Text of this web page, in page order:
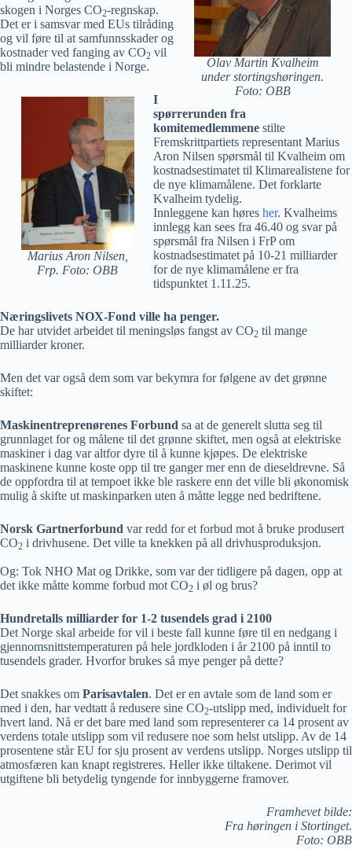
Olav Martin Kvalheim
under stortingshøringen.
Foto: OBB
skogen i Norges CO2-regnskap.
Det er i samsvar med EUs tilråding
og vil føre til at samfunnsskader og
kostnader ved fanging av CO2 vil
bli mindre belastende i Norge.
Marius Aron Nilsen,
Frp. Foto: OBB
I
spørrerunden fra
komitemedlemmene stilte
Fremskrittpartiets representant Marius
Aron Nilsen spørsmål til Kvalheim om
kostnadsestimatet til Klimarealistene for
de nye klimamålene. Det forklarte
Kvalheim tydelig.
Innleggene kan høres her. Kvalheims
innlegg kan sees fra 46.40 og svar på
spørsmål fra Nilsen i FrP om
kostnadsestimatet på 10-21 milliarder
for de nye klimamålene er fra
tidspunktet 1.11.25.
Næringslivets NOX-Fond ville ha penger.
De har utvidet arbeidet til meningsløs fangst av CO2 til mange
milliarder kroner.
Men det var også dem som var bekymra for følgene av det grønne
skiftet:
Maskinentreprenørenes Forbund sa at de generelt slutta seg til
grunnlaget for og målene til det grønne skiftet, men også at elektriske
maskiner i dag var altfor dyre til å kunne kjøpes. De elektriske
maskinene kunne koste opp til tre ganger mer enn de dieseldrevne. Så
de oppfordra til at tempoet ikke ble raskere enn det ville bli økonomisk
mulig å skifte ut maskinparken uten å måtte legge ned bedriftene.
Norsk Gartnerforbund var redd for et forbud mot å bruke produsert
CO2 i drivhusene. Det ville ta knekken på all drivhusproduksjon.
Og: Tok NHO Mat og Drikke, som var der tidligere på dagen, opp at
det ikke måtte komme forbud mot CO2 i øl og brus?
Hundretalls milliarder for 1-2 tusendels grad i 2100
Det Norge skal arbeide for vil i beste fall kunne føre til en nedgang i
gjennomsnittstemperaturen på hele jordkloden i år 2100 på inntil to
tusendels grader. Hvorfor brukes så mye penger på dette?
Det snakkes om Parisavtalen. Det er en avtale som de land som er
med i den, har vedtatt å redusere sine CO2-utslipp med, individuelt for
hvert land. Nå er det bare med land som representerer ca 14 prosent av
verdens totale utslipp som vil redusere noe som helst utslipp. Av de 14
prosentene står EU for sju prosent av verdens utslipp. Norges utslipp til
atmosfæren kan knapt registreres. Heller ikke tiltakene. Derimot vil
utgiftene bli betydelig tyngende for innbyggerne framover.
Framhevet bilde:
Fra høringen i Stortinget.
Foto: OBB